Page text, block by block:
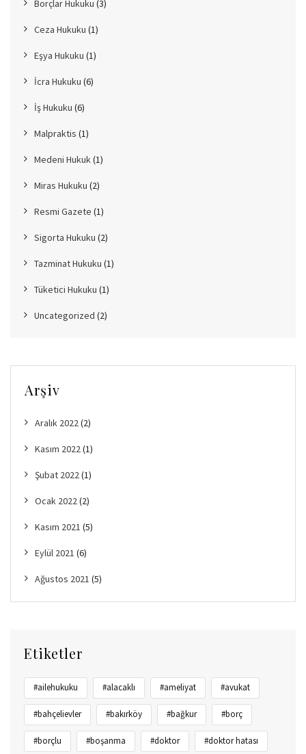
Borçlar Hukuku (3)
Ceza Hukuku (1)
Eşya Hukuku (1)
İcra Hukuku (6)
İş Hukuku (6)
Malpraktis (1)
Medeni Hukuk(1)
Miras Hukuku (2)
Resmi Gazete (1)
Sigorta Hukuku (2)
Tazminat Hukuku (1)
Tüketici Hukuku (1)
Uncategorized (2)
Arşiv
Aralık 2022(2)
Kasım 2022(1)
Şubat 2022(1)
Ocak 2022(2)
Kasım 2021 (5)
Eylül 2021 (6)
Ağustos 2021 (5)
Etiketler
#ailehukuku #alacaklı #ameliyat #avukat
#bahçelievler #bakırköy #bağkur #borç
#borçlu #boşanma #doktor #doktor hatası